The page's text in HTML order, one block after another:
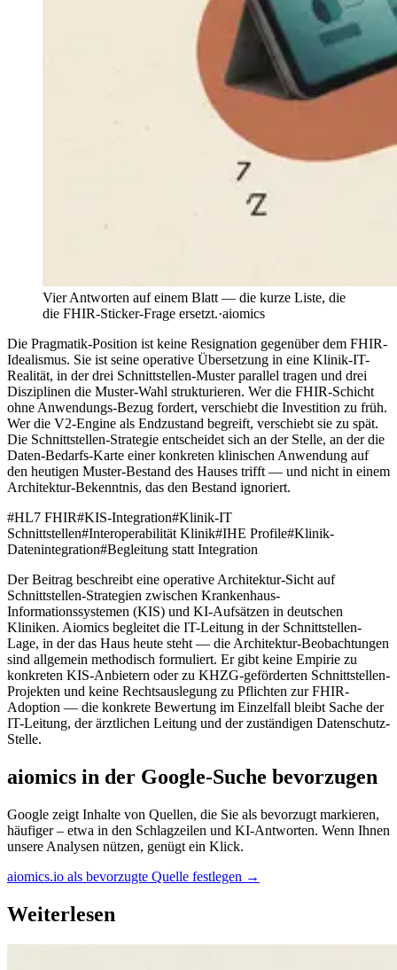
Vier Antworten auf einem Blatt — die kurze Liste, die
die FHIR-Sticker-Frage ersetzt.·aiomics
Die Pragmatik-Position ist keine Resignation gegenüber dem FHIR-
Idealismus. Sie ist seine operative Übersetzung in eine Klinik-IT-
Realität, in der drei Schnittstellen-Muster parallel tragen und drei
Disziplinen die Muster-Wahl strukturieren. Wer die FHIR-Schicht
ohne Anwendungs-Bezug fordert, verschiebt die Investition zu früh.
Wer die V2-Engine als Endzustand begreift, verschiebt sie zu spät.
Die Schnittstellen-Strategie entscheidet sich an der Stelle, an der die
Daten-Bedarfs-Karte einer konkreten klinischen Anwendung auf
den heutigen Muster-Bestand des Hauses trifft — und nicht in einem
Architektur-Bekenntnis, das den Bestand ignoriert.
#HL7 FHIR#KIS-Integration#Klinik-IT
Schnittstellen#Interoperabilität Klinik#IHE Profile#Klinik-
Datenintegration#Begleitung statt Integration
Der Beitrag beschreibt eine operative Architektur-Sicht auf
Schnittstellen-Strategien zwischen Krankenhaus-
Informationssystemen (KIS) und KI-Aufsätzen in deutschen
Kliniken. Aiomics begleitet die IT-Leitung in der Schnittstellen-
Lage, in der das Haus heute steht — die Architektur-Beobachtungen
sind allgemein methodisch formuliert. Er gibt keine Empirie zu
konkreten KIS-Anbietern oder zu KHZG-geförderten Schnittstellen-
Projekten und keine Rechtsauslegung zu Pflichten zur FHIR-
Adoption — die konkrete Bewertung im Einzelfall bleibt Sache der
IT-Leitung, der ärztlichen Leitung und der zuständigen Datenschutz-
Stelle.
aiomics in der Google-Suche bevorzugen
Google zeigt Inhalte von Quellen, die Sie als bevorzugt markieren,
häufiger – etwa in den Schlagzeilen und KI-Antworten. Wenn Ihnen
unsere Analysen nützen, genügt ein Klick.
aiomics.io als bevorzugte Quelle festlegen →
Weiterlesen